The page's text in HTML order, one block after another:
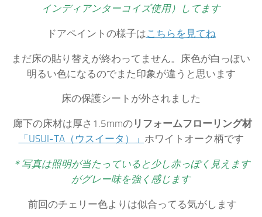
インディアンターコイズ使用）してます
ドアペイントの様子はこちらを見てね
まだ床の貼り替えが終わってません。床色が白っぽい
明るい色になるのでまた印象が違うと思います
床の保護シートが外されました
廊下の床材は厚さ1.5mmのリフォームフローリング材
「USUI-TA（ウスイータ）」 ホワイトオーク柄です
＊写真は照明が当たっていると少し赤っぽく見えます
がグレー味を強く感じます
前回のチェリー色よりは似合ってる気がします